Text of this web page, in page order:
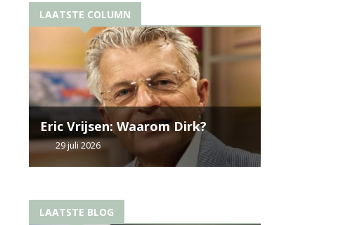
LAATSTE COLUMN
Eric Vrijsen: Waarom Dirk?
29 juli 2026
LAATSTE BLOG